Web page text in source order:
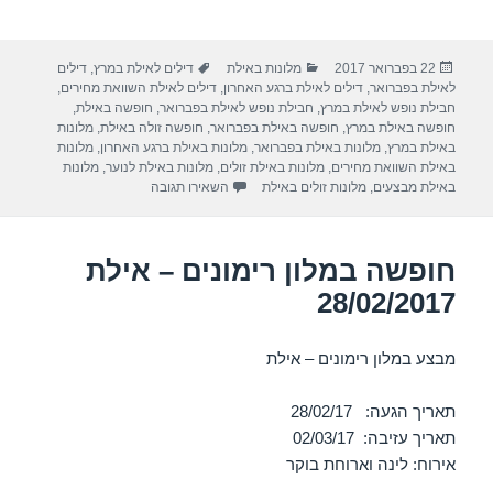
e
b
o
o
s
A
p
p
gr
a
m
e
פורסם
בתאריך
22 בפברואר 2017 קטגוריות
מלונות באילת תגיות
דילים לאילת במרץ,דילים
לאילת בפברואר,דילים לאילת ברגע האחרון,דילים לאילת השוואת מחירים,
חבילת נופש לאילת במרץ, חבילת נופש לאילת בפברואר, חופשה באילת,
חופשה באילת במרץ, חופשה באילת בפברואר, חופשה זולה באילת,מלונות
באילת במרץ,מלונות באילת בפברואר,מלונות באילת ברגע האחרון,מלונות
באילת השוואת מחירים,מלונות באילת זולים,מלונות באילת לנוער,מלונות
באילת מבצעים,מלונות זולים באילת השאירו תגובה
חופשה במלון רימונים – אילת
28/02/2017
מבצע במלון רימונים – אילת
תאריך הגעה: 28/02/17
תאריך עזיבה: 02/03/17
אירוח: לינה וארוחת בוקר